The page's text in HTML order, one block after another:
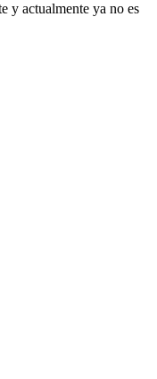
y actualmente ya no es